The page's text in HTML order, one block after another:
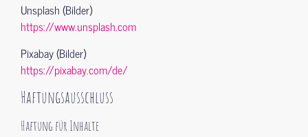
Unsplash (Bilder)
https://www.unsplash.com
Pixabay (Bilder)
https://pixabay.com/de/
Haftungsausschluss
Haftung für Inhalte